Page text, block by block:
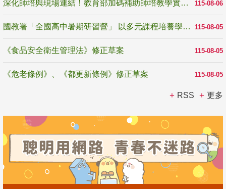
115-08-06
深化師培與現場連結！教育部加碼補助師培教學實踐研究 10月師培國際研討會交流教學實踐經驗
115-08-05
國教署「全國高中暑期研習營」 以多元課程培養學生瞭解誠信專業與倫理價值
115-08-05
《食品安全衛生管理法》修正草案
115-08-05
《危老條例》、《都更新條例》修正草案
RSS 更多